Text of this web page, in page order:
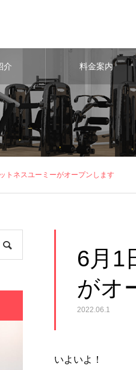
介 料金案内
ネスユーミーがオープンします
6月1
がオ
2022.06.1
いよいよ！